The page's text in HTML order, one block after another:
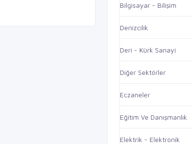
Bilgisayar - Bilişim
Denizcilik
Deri - Kürk Sanayi
Diğer Sektörler
Eczaneler
Eğitim Ve Danışmanlık
Elektrik - Elektronik